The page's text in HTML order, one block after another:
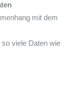
mit dem
viele Daten wie